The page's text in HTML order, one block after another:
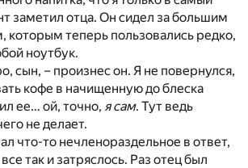
заметил отца. Он сидел за большим
которым теперь пользовались редко,
ноутбук.
сын, – произнес он. Я не повернулся,
кофе в начищенную до блеска
ее… ой, точно, я сам. Тут ведь
не делает.
что-то нечленораздельное в ответ,
так и затряслось. Раз отец был